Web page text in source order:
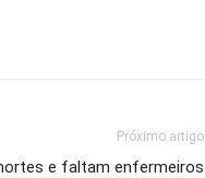
Próximo artigo
e faltam enfermeiros